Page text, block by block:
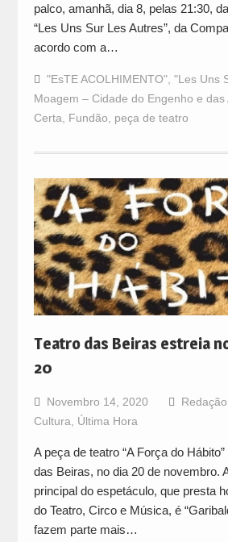
palco, amanhã, dia 8, pelas 21:30,
“Les Uns Sur Les Autres”, da
acordo com a…
"EsTE ACOLHIMENTO", "Les Uns
Moagem – Cidade do Engenho e das
Certa
Fundão peça de teatro
Teatro das Beiras estreia
20
Novembro 14, 2020
Cultura, Última Hora
A peça de teatro “A Força do
das Beiras, no dia 20 de novembro.
principal do espetáculo, que presta
do Teatro, Circo e Música, é
fazem parte mais…